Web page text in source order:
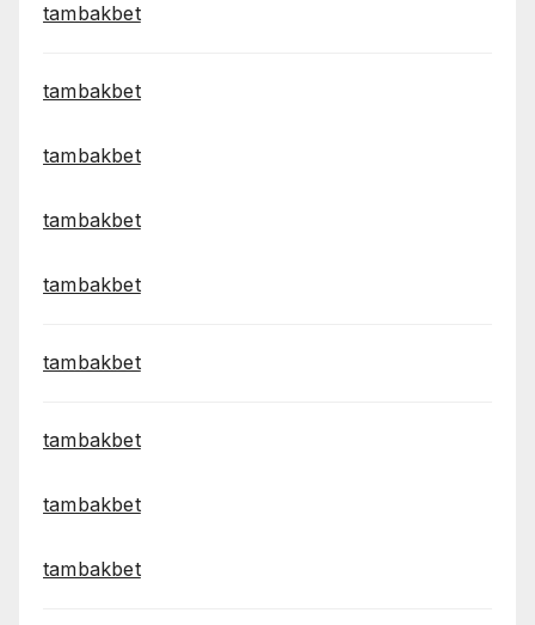
tambakbet
tambakbet
tambakbet
tambakbet
tambakbet
tambakbet
tambakbet
tambakbet
tambakbet